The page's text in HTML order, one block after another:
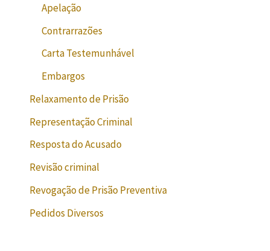
Apelação
Contrarrazões
Carta Testemunhável
Embargos
Relaxamento de Prisão
Representação Criminal
Resposta do Acusado
Revisão criminal
Revogação de Prisão Preventiva
Pedidos Diversos